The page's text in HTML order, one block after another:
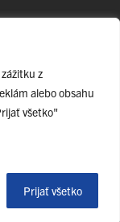
z
alebo obsahu
všetko"
Prijať všetko